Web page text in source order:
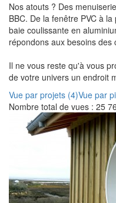
Nos atouts ? Des
BBC. De la fenêtre PVC à
baie coulissante en
répondons aux besoins des
Il ne vous reste qu'à vous
de votre univers un endroit
Vue par projets (4)Vue par
Nombre total de vues : 25